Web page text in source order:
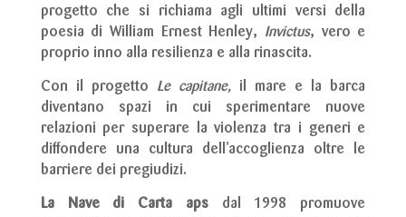
progetto che si richiama agli ultimi versi della
poesia di William Ernest Henley, Invictus, vero e
proprio inno alla resilienza e alla rinascita.
Con il progetto Le capitane, il mare e la barca
diventano spazi in cui sperimentare nuove
relazioni per superare la violenza tra i generi e
diffondere una cultura dell’accoglienza oltre le
barriere dei pregiudizi.
La Nave di Carta aps dal 1998 promuove